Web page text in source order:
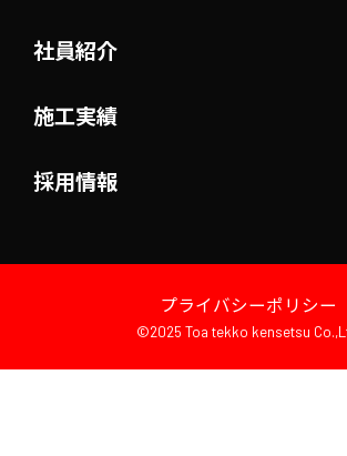
社員紹介
施工実績
採用情報
プライバシーポリシー
©2025 Toa tekko kensetsu